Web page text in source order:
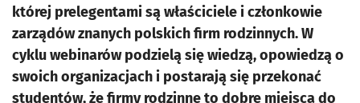
której prelegentami są właściciele i członkowie
zarządów znanych polskich firm rodzinnych. W
cyklu webinarów podzielą się wiedzą, opowiedzą o
swoich organizacjach i postarają się przekonać
studentów, że firmy rodzinne to dobre miejsca do